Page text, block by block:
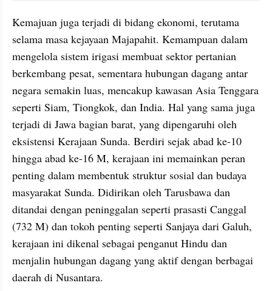
Kemajuan juga terjadi di bidang ekonomi, terutama
selama masa kejayaan Majapahit. Kemampuan dalam
mengelola sistem irigasi membuat sektor pertanian
berkembang pesat, sementara hubungan dagang antar
negara semakin luas, mencakup kawasan Asia Tenggara
seperti Siam, Tiongkok, dan India. Hal yang sama juga
terjadi di Jawa bagian barat, yang dipengaruhi oleh
eksistensi Kerajaan Sunda. Berdiri sejak abad ke-10
hingga abad ke-16 M, kerajaan ini memainkan peran
penting dalam membentuk struktur sosial dan budaya
masyarakat Sunda. Didirikan oleh Tarusbawa dan
ditandai dengan peninggalan seperti prasasti Canggal
(732 M) dan tokoh penting seperti Sanjaya dari Galuh,
kerajaan ini dikenal sebagai penganut Hindu dan
menjalin hubungan dagang yang aktif dengan berbagai
daerah di Nusantara.